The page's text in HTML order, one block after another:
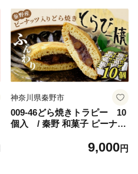
奈川 秦野の四季 魅力 スケッ
チ画
神奈川県秦野市
009-46どら焼きトラピー 10
個入 / 秦野 和菓子 ピーナッ
蜂蜜 あんこ 白あん こしあん
9,000円